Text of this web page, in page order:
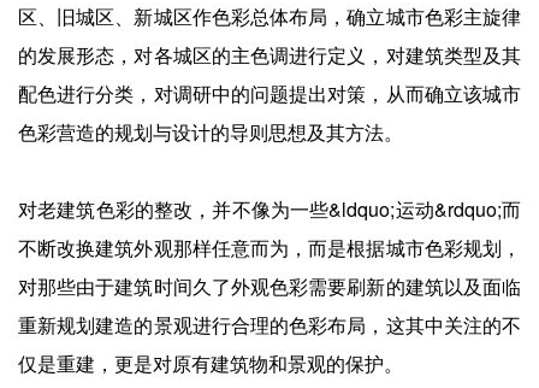
区、旧城区、新城区作色彩总体布局，确立城市色彩主旋律
的发展形态，对各城区的主色调进行定义，对建筑类型及其
配色进行分类，对调研中的问题提出对策，从而确立该城市
色彩营造的规划与设计的导则思想及其方法。
对老建筑色彩的整改，并不像为一些&ldquo;运动&rdquo;而
不断改换建筑外观那样任意而为，而是根据城市色彩规划，
对那些由于建筑时间久了外观色彩需要刷新的建筑以及面临
重新规划建造的景观进行合理的色彩布局，这其中关注的不
仅是重建，更是对原有建筑物和景观的保护。